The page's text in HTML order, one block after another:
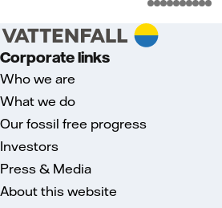
Corporate links
Who we are
What we do
Our fossil free progress
Investors
Press & Media
About this website